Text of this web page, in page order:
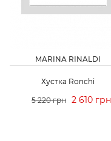
MARINA RINALDI
Хустка Ronchi
5 220 грн 2 610 грн